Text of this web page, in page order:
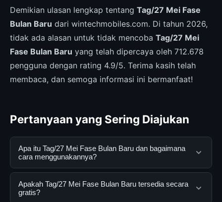
Demikian ulasan lengkap tentang Tag/27 Mei Fase
Bulan Baru dari wintechmobiles.com. Di tahun 2026,
tidak ada alasan untuk tidak mencoba Tag/27 Mei
Fase Bulan Baru yang telah dipercaya oleh 712.678
pengguna dengan rating 4.9/5. Terima kasih telah
membaca, dan semoga informasi ini bermanfaat!
Pertanyaan yang Sering Diajukan
Apa itu Tag/27 Mei Fase Bulan Baru dan bagaimana
cara menggunakannya?
Tag/27 Mei Fase Bulan Baru adalah layanan digital yang
dirancang untuk membantu pengguna mendapatkan
Apakah Tag/27 Mei Fase Bulan Baru tersedia secara
gratis?